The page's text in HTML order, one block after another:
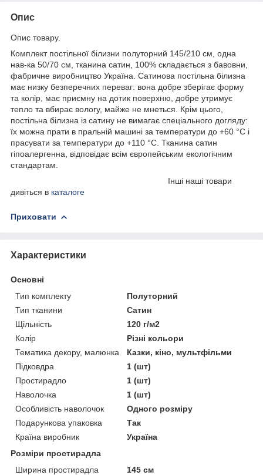
Опис
Опис товару.
Комплект постільної білизни полуторний 145/210 см, одна
нав-ка 50/70 см, тканина сатин, 100% складається з бавовни,
фабричне виробництво Україна. Сатинова постільна білизна
має низку безперечних переваг: вона добре зберігає форму
та колір, має приємну на дотик поверхню, добре утримує
тепло та вбирає вологу, майже не мнеться. Крім цього,
постільна білизна із сатину не вимагає спеціального догляду:
їх можна прати в пральній машині за температури до +60 °C і
прасувати за температури до +110 °C. Тканина сатин
гіпоалергенна, відповідає всім європейським екологічним
стандартам.
Інші наші товари
дивіться в каталоге
Приховати
Характеристики
Основні
Тип комплекту
Полуторний
Тип тканини
Сатин
Щільність
120 г/м2
Колір
Різні кольори
Тематика декору, малюнка
Казки, кіно, мультфільми
Підковдра
1 (шт)
Простирадло
1 (шт)
Наволочка
1 (шт)
Особливість наволочок
Одного розміру
Подарункова упаковка
Так
Країна виробник
Україна
Розміри простирадла
Ширина простирадла
145 см